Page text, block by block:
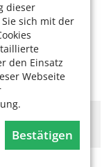
dieser
sich mit der
den Einsatz
Webseite
Bestätigen
uns
Cookie-Meldung.